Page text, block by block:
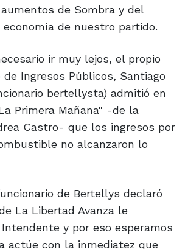
de Sombra y del
de nuestro partido.
ir muy lejos, el propio
Ingresos Públicos, Santiago
bertellysta) admitió en
Primera Mañana" -de la
Castro- que los ingresos por
no alcanzaron lo
de Bertellys declaró
La Libertad Avanza le
y por eso esperamos
actúe con la inmediatez que